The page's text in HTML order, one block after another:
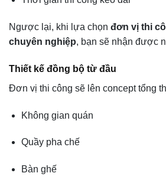
Ngược lại, khi lựa chọn đơn vị thi
chuyên nghiệp, bạn sẽ nhận được
Thiết kế đồng bộ từ đầu
Đơn vị thi công sẽ lên concept tổng
Không gian quán
Quầy pha chế
Bàn ghế